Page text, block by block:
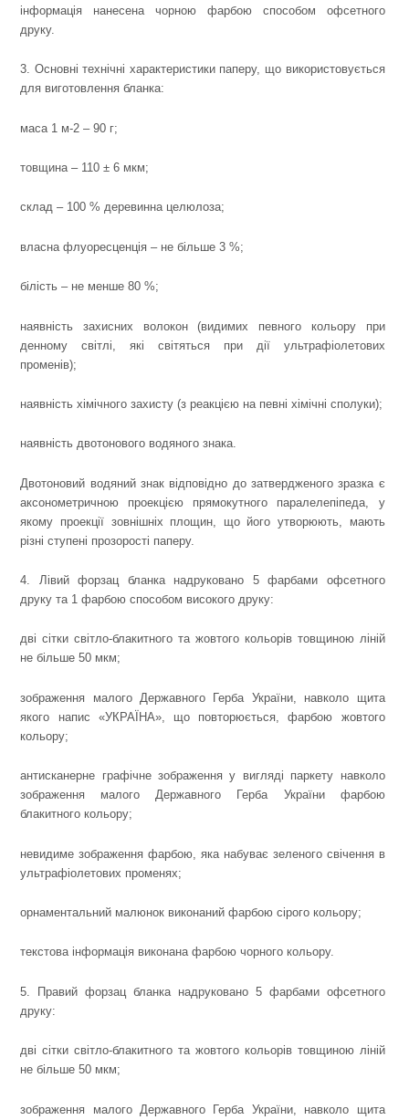
інформація нанесена чорною фарбою способом офсетного
друку.
3. Основні технічні характеристики паперу, що використовується
для виготовлення бланка:
маса 1 м-2 – 90 г;
товщина – 110 ± 6 мкм;
склад – 100 % деревинна целюлоза;
власна флуоресценція – не більше 3 %;
білість – не менше 80 %;
наявність захисних волокон (видимих певного кольору при
денному світлі, які світяться при дії ультрафіолетових
променів);
наявність хімічного захисту (з реакцією на певні хімічні сполуки);
наявність двотонового водяного знака.
Двотоновий водяний знак відповідно до затвердженого зразка є
аксонометричною проекцією прямокутного паралелепіпеда, у
якому проекції зовнішніх площин, що його утворюють, мають
різні ступені прозорості паперу.
4. Лівий форзац бланка надруковано 5 фарбами офсетного
друку та 1 фарбою способом високого друку:
дві сітки світло-блакитного та жовтого кольорів товщиною ліній
не більше 50 мкм;
зображення малого Державного Герба України, навколо щита
якого напис «УКРАЇНА», що повторюється, фарбою жовтого
кольору;
антисканерне графічне зображення у вигляді паркету навколо
зображення малого Державного Герба України фарбою
блакитного кольору;
невидиме зображення фарбою, яка набуває зеленого свічення в
ультрафіолетових променях;
орнаментальний малюнок виконаний фарбою сірого кольору;
текстова інформація виконана фарбою чорного кольору.
5. Правий форзац бланка надруковано 5 фарбами офсетного
друку:
дві сітки світло-блакитного та жовтого кольорів товщиною ліній
не більше 50 мкм;
зображення малого Державного Герба України, навколо щита